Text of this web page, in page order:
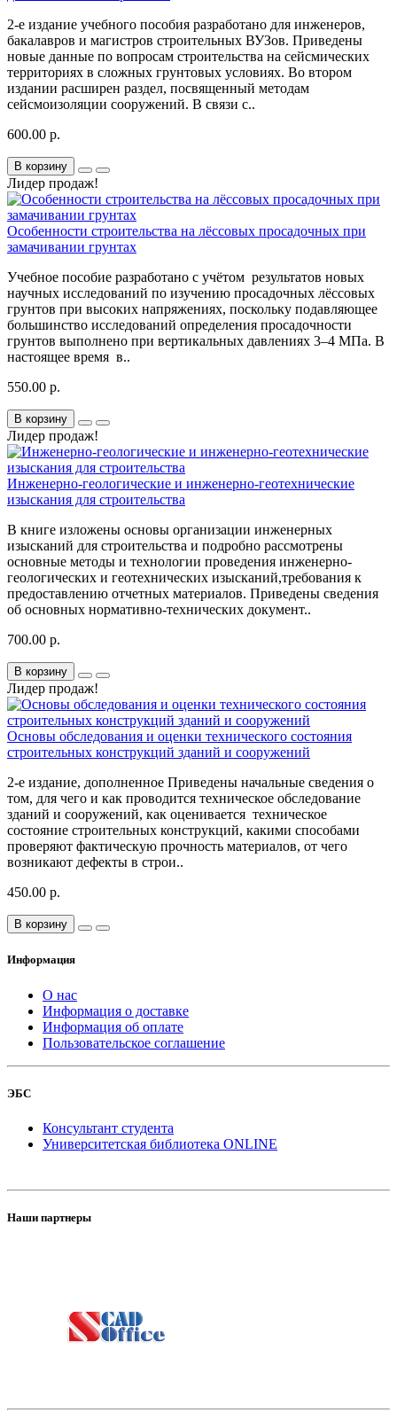
2-е издание учебного пособия разработано для инженеров,
бакалавров и магистров строительных ВУЗов. Приведены
новые данные по вопросам строительства на сейсмических
территориях в сложных грунтовых условиях. Во втором
издании расширен раздел, посвященный методам
сейсмоизоляции сооружений. В связи с..
600.00 р.
В корзину
Лидер продаж!
Особенности строительства на лёссовых просадочных при
замачивании грунтах
Учебное пособие разработано с учётом результатов новых
научных исследований по изучению просадочных лёссовых
грунтов при высоких напряжениях, поскольку подавляющее
большинство исследований определения просадочности
грунтов выполнено при вертикальных давлениях 3–4 МПа. В
настоящее время в..
550.00 р.
В корзину
Лидер продаж!
Инженерно-геологические и инженерно-геотехнические
изыскания для строительства
В книге изложены основы организации инженерных
изысканий для строительства и подробно рассмотрены
основные методы и технологии проведения инженерно-
геологических и геотехнических изысканий,требования к
предоставлению отчетных материалов. Приведены сведения
об основных нормативно-технических документ..
700.00 р.
В корзину
Лидер продаж!
Основы обследования и оценки технического состояния
строительных конструкций зданий и сооружений
2-е издание, дополненное Приведены начальные сведения о
том, для чего и как проводится техническое обследование
зданий и сооружений, как оценивается техническое
состояние строительных конструкций, какими способами
проверяют фактическую прочность материалов, от чего
возникают дефекты в строи..
450.00 р.
В корзину
Информация
О нас
Информация о доставке
Информация об оплате
Пользовательское соглашение
ЭБС
Консультант студента
Университетская библиотека ONLINE
Наши партнеры